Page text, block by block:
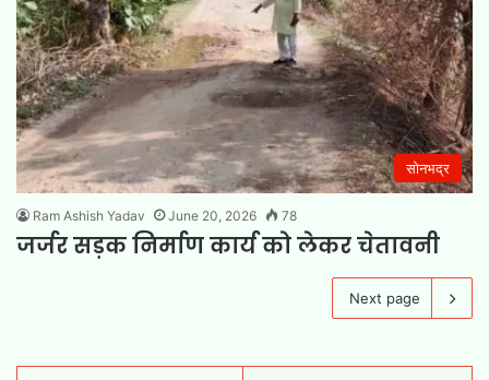
सोनभद्र
Ram Ashish Yadav June 20, 2026 78
जर्जर सड़क निर्माण कार्य को लेकर चेतावनी
Next page